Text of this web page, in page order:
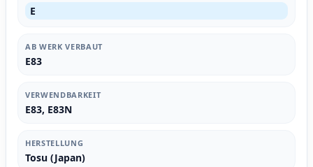
E
AB WERK VERBAUT
E83
VERWENDBARKEIT
E83, E83N
HERSTELLUNG
Tosu (Japan)